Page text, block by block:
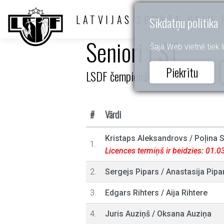
Sīkdatņu politika
Šajā Web vietnē
Piekrītu
LATVIJAS SPORTA DEJU
Seniori I ST
LSDF čempionāts
# Vārdi
1.
Kristaps Aleksandrovs / Poļina
Licences termiņš ir beidzies:
2. Sergejs Pipars / Anastasija
3. Edgars Rihters / Aija Rihtere
4. Juris Auziņš / Oksana Auziņa